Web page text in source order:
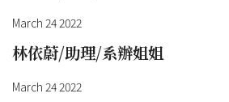
March 24 2022
林依蔚/助理/系辦姐姐
March 24 2022